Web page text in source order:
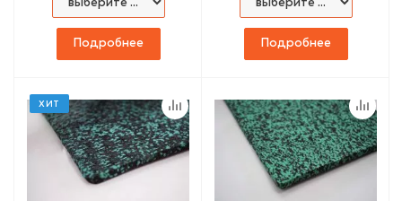
Подробнее Подробнее
ХИТ